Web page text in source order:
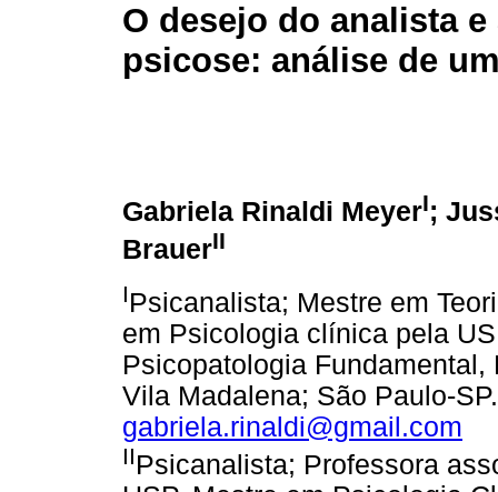
O desejo do analista
psicose: análise de
Gabriela Rinaldi MeyerI;
BrauerII
IPsicanalista; Mestre em
em Psicologia clínica pela
Psicopatologia
Vila Madalena; São Paulo-
gabriela.rinaldi@gmail.com
IIPsicanalista; Professora